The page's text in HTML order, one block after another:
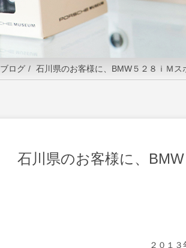
ブログ 石川県のお客様に、BMW５２８ｉＭス
石川県のお客様に、
２０１